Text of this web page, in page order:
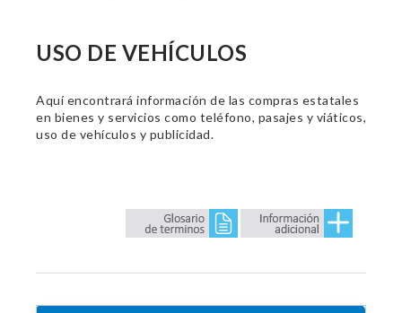
USO DE VEHÍCULOS
Aquí encontrará información de las compras estatales
en bienes y servicios como teléfono, pasajes y viáticos,
uso de vehículos y publicidad.